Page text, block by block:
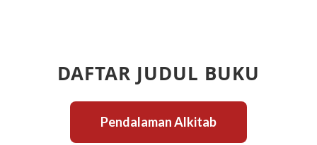
DAFTAR JUDUL BUKU
Pendalaman Alkitab